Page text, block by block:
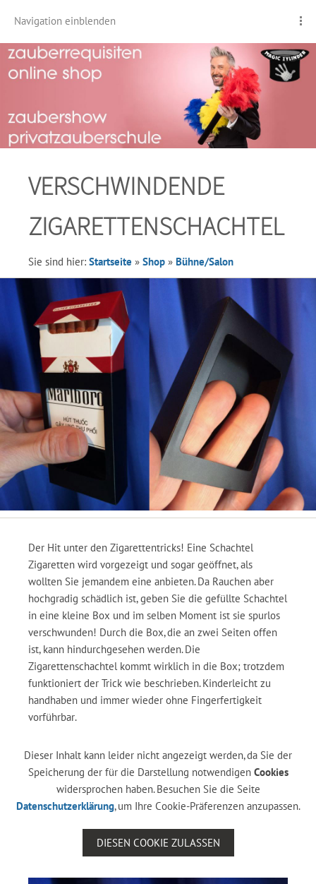
Navigation einblenden
VERSCHWINDENDE
ZIGARETTENSCHACHTEL
Sie sind hier: Startseite » Shop » Bühne/Salon
Der Hit unter den Zigarettentricks! Eine Schachtel
Zigaretten wird vorgezeigt und sogar geöffnet, als
wollten Sie jemandem eine anbieten. Da Rauchen aber
hochgradig schädlich ist, geben Sie die gefüllte Schachtel
in eine kleine Box und im selben Moment ist sie spurlos
verschwunden! Durch die Box, die an zwei Seiten offen
ist, kann hindurchgesehen werden. Die
Zigarettenschachtel kommt wirklich in die Box; trotzdem
funktioniert der Trick wie beschrieben. Kinderleicht zu
handhaben und immer wieder ohne Fingerfertigkeit
vorführbar.
Dieser Inhalt kann leider nicht angezeigt werden, da Sie der
Speicherung der für die Darstellung notwendigen Cookies
widersprochen haben. Besuchen Sie die Seite
Datenschutzerklärung, um Ihre Cookie-Präferenzen anzupassen.
DIESEN COOKIE ZULASSEN